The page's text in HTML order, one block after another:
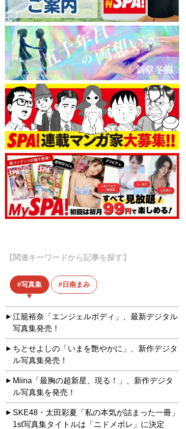
【関連キーワードから記事を探す】
写真集 日南まみ
江籠裕奈「エンジェルボディ」、最新デジタル
写真集発売！
ちとせよしの「いまを艶やかに」、新作デジタ
ル写真集発売！
Miina「最胸の超新星、現る！」、新作デジタ
ル写真集を発売！
SKE48・太田彩夏「私の本気が詰まった一冊」
1st写真集タイトルは「ニドメボレ」に決定